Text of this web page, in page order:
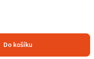
Do košíku